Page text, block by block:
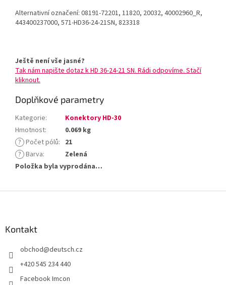
Alternativní označení: 08191-72201, 11820, 20032, 40002960_R,
443400237000, 571-HD36-24-21SN, 823318
Ještě není vše jasné?
Tak nám napište dotaz k HD 36-24-21 SN. Rádi odpovíme. Stačí
kliknout.
Doplňkové parametry
Kategorie:
Konektory HD-30
Hmotnost:
0.069 kg
? Počet pólů: 21
? Barva:
Zelená
Položka byla vyprodána…
Kontakt
obchod@deutsch.cz
+420 545 234 440
Facebook Imcon